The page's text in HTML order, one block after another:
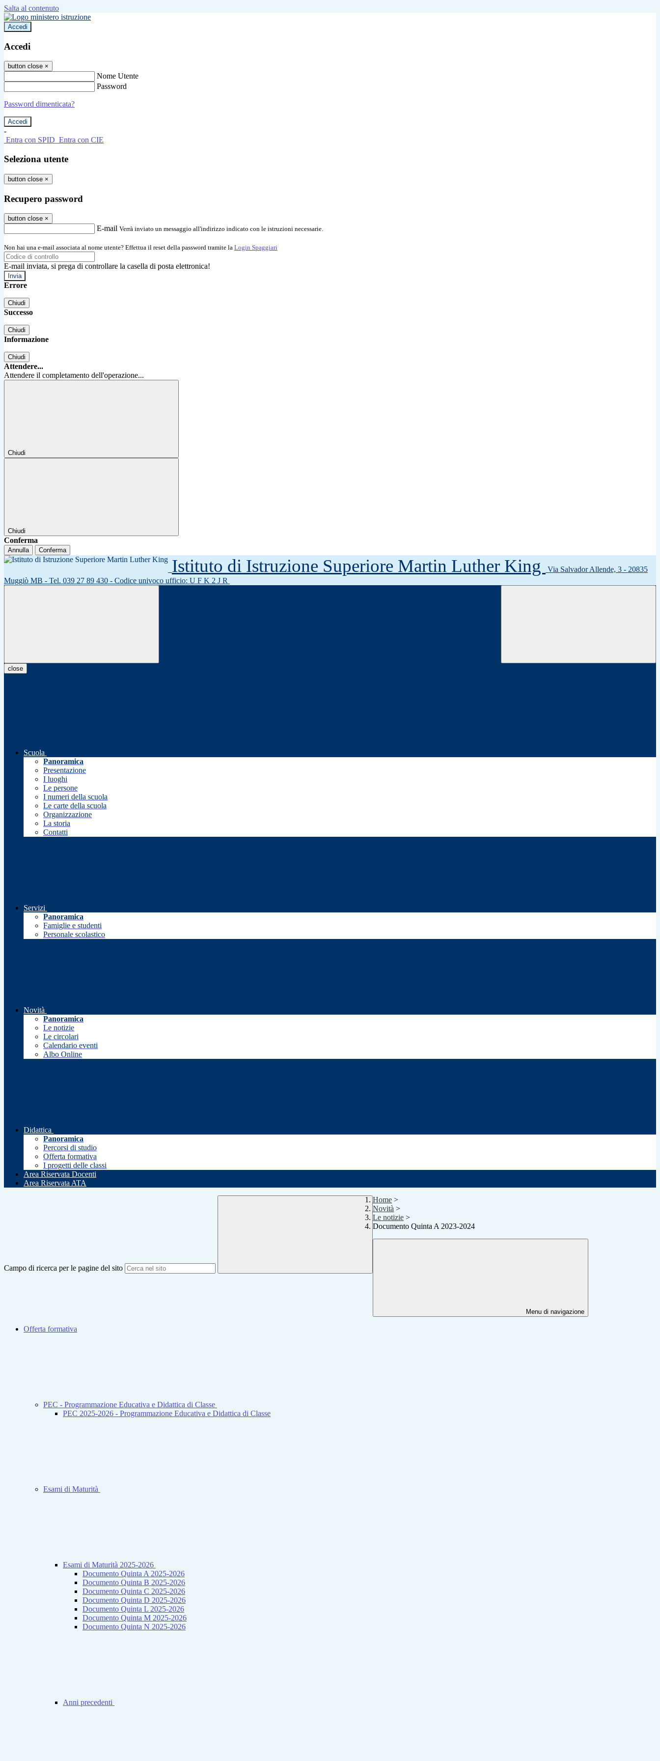
Salta al contenuto
Accedi
Accedi
button close ×
Nome Utente
Password
Password dimenticata?
-
Entra con SPID Entra con CIE
Seleziona utente
button close ×
Recupero password
button close ×
E-mail Verrà inviato un messaggio all'indirizzo indicato con le istruzioni necessarie.
Non hai una e-mail associata al nome utente? Effettua il reset della password tramite la Login Spaggiari
E-mail inviata, si prega di controllare la casella di posta elettronica!
Errore
Chiudi
Successo
Chiudi
Informazione
Chiudi
Attendere...
Attendere il completamento dell'operazione...
Chiudi
Chiudi
Conferma
Annulla Conferma
Istituto di Istruzione Superiore Martin Luther King
Via Salvador Allende, 3 - 20835
Muggiò MB - Tel. 039 27 89 430 - Codice univoco ufficio: U F K 2 J R
close
Scuola
Panoramica
Presentazione
I luoghi
Le persone
I numeri della scuola
Le carte della scuola
Organizzazione
La storia
Contatti
Servizi
Panoramica
Famiglie e studenti
Personale scolastico
Novità
Panoramica
Le notizie
Le circolari
Calendario eventi
Albo Online
Didattica
Panoramica
Percorsi di studio
Offerta formativa
I progetti delle classi
Area Riservata Docenti
Area Riservata ATA
Campo di ricerca per le pagine del sito
Home >
Novità >
Le notizie >
Documento Quinta A 2023-2024
Menu di navigazione
Offerta formativa
PEC - Programmazione Educativa e Didattica di Classe
PEC 2025-2026 - Programmazione Educativa e Didattica di Classe
Esami di Maturità
Esami di Maturità 2025-2026
Documento Quinta A 2025-2026
Documento Quinta B 2025-2026
Documento Quinta C 2025-2026
Documento Quinta D 2025-2026
Documento Quinta L 2025-2026
Documento Quinta M 2025-2026
Documento Quinta N 2025-2026
Anni precedenti